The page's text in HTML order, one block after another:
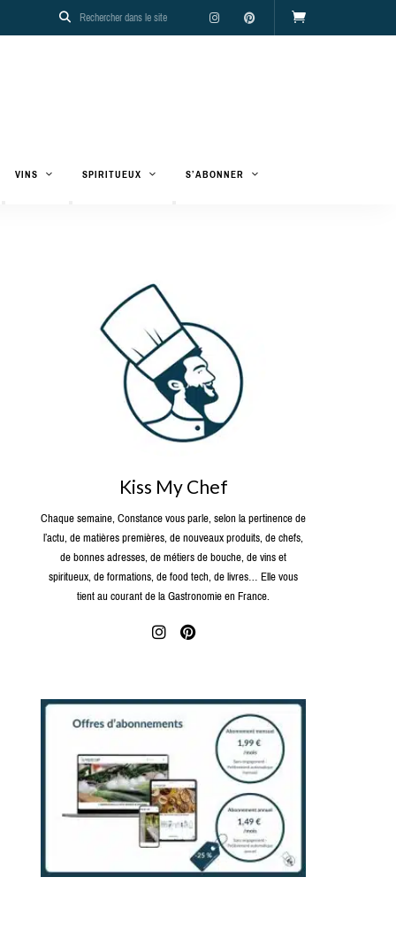
VINS SPIRITUEUX S’ABONNER
Kiss My Chef
Chaque semaine, Constance vous parle, selon la pertinence de
l’actu, de matières premières, de nouveaux produits, de chefs,
de bonnes adresses, de métiers de bouche, de vins et
spiritueux, de formations, de food tech, de livres… Elle vous
tient au courant de la Gastronomie en France.